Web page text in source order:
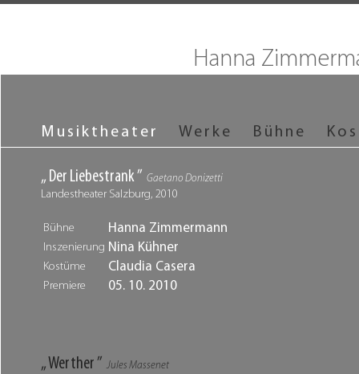
Hanna
Musiktheater Werke Bühne
„ Der Liebestrank ” Gaetano Donizetti
Landestheater Salzburg, 2010
Bühne Hanna Zimmermann
Inszenierung Nina Kühner
Kostüme Claudia Casera
Premiere 05. 10. 2010
„ Werther ” Jules Massenet